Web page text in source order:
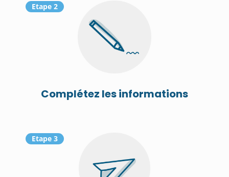
Etape 2
Complétez les informations
Etape 3